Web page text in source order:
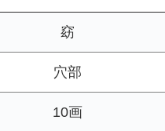
窈
穴部
10画